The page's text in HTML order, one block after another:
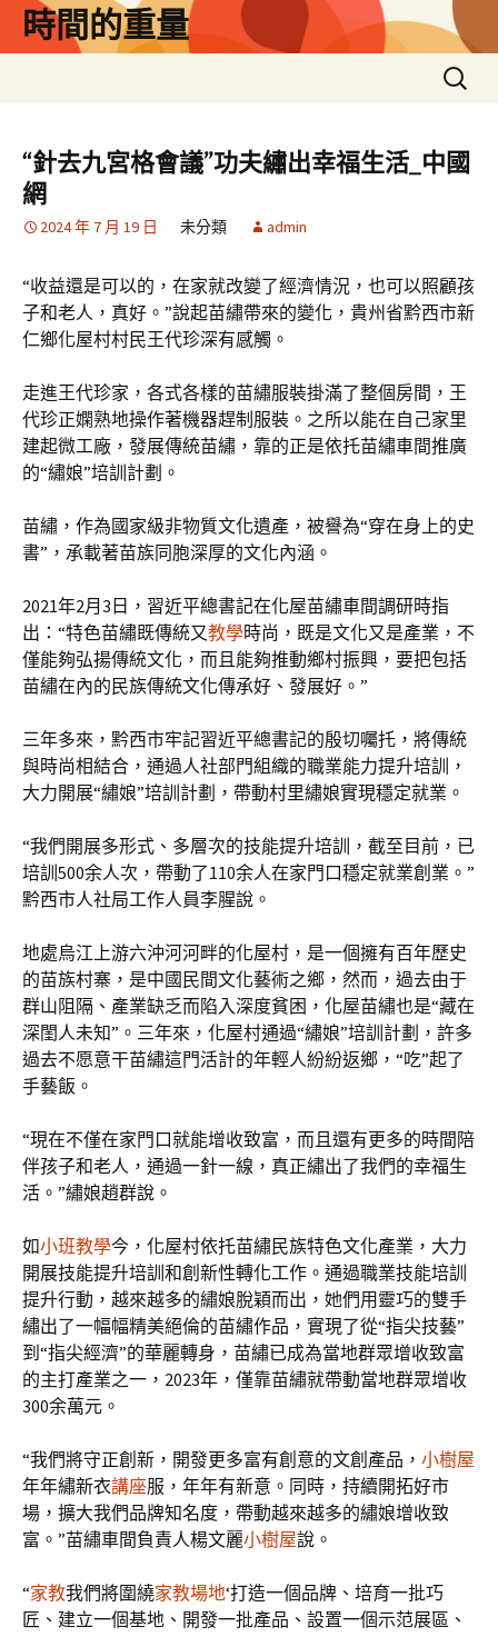
時間的重量
搜
尋
鍵
字:
“針去九宮格會議”功夫繡出幸福生活_中國
網
2024 年 7 月 19 日 未分類 admin
“收益還是可以的，在家就改變了經濟情況，也可以照顧孩
子和老人，真好。”說起苗繡帶來的變化，貴州省黔西市新
仁鄉化屋村村民王代珍深有感觸。
走進王代珍家，各式各樣的苗繡服裝掛滿了整個房間，王
代珍正嫻熟地操作著機器趕制服裝。之所以能在自己家里
建起微工廠，發展傳統苗繡，靠的正是依托苗繡車間推廣
的“繡娘”培訓計劃。
苗繡，作為國家級非物質文化遺產，被譽為“穿在身上的史
書”，承載著苗族同胞深厚的文化內涵。
2021年2月3日，習近平總書記在化屋苗繡車間調研時指
出：“特色苗繡既傳統又教學時尚，既是文化又是產業，不
僅能夠弘揚傳統文化，而且能夠推動鄉村振興，要把包括
苗繡在內的民族傳統文化傳承好、發展好。”
三年多來，黔西市牢記習近平總書記的殷切囑托，將傳統
與時尚相結合，通過人社部門組織的職業能力提升培訓，
大力開展“繡娘”培訓計劃，帶動村里繡娘實現穩定就業。
“我們開展多形式、多層次的技能提升培訓，截至目前，已
培訓500余人次，帶動了110余人在家門口穩定就業創業。”
黔西市人社局工作人員李腥說。
地處烏江上游六沖河河畔的化屋村，是一個擁有百年歷史
的苗族村寨，是中國民間文化藝術之鄉，然而，過去由于
群山阻隔、產業缺乏而陷入深度貧困，化屋苗繡也是“藏在
深閨人未知”。三年來，化屋村通過“繡娘”培訓計劃，許多
過去不愿意干苗繡這門活計的年輕人紛紛返鄉，“吃”起了
手藝飯。
“現在不僅在家門口就能增收致富，而且還有更多的時間陪
伴孩子和老人，通過一針一線，真正繡出了我們的幸福生
活。”繡娘趙群說。
如小班教學今，化屋村依托苗繡民族特色文化產業，大力
開展技能提升培訓和創新性轉化工作。通過職業技能培訓
提升行動，越來越多的繡娘脫穎而出，她們用靈巧的雙手
繡出了一幅幅精美絕倫的苗繡作品，實現了從“指尖技藝”
到“指尖經濟”的華麗轉身，苗繡已成為當地群眾增收致富
的主打產業之一，2023年，僅靠苗繡就帶動當地群眾增收
300余萬元。
“我們將守正創新，開發更多富有創意的文創產品， 小樹屋
年年繡新衣講座服，年年有新意。同時，持續開拓好市
場，擴大我們品牌知名度，帶動越來越多的繡娘增收致
富。”苗繡車間負責人楊文麗小樹屋說。
“家教我們將圍繞家教場地‘打造一個品牌、培育一批巧
匠、建立一個基地、開發一批產品、設置一個示范展區、